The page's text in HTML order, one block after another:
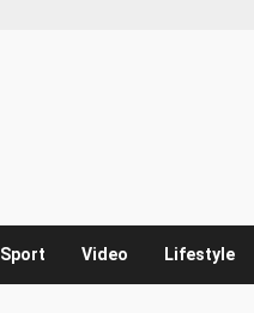
Sport Video Lifestyle